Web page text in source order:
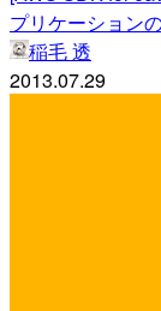
プリケーション
稲毛 透
2013.07.29